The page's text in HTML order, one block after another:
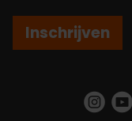
Inschrijven
https://